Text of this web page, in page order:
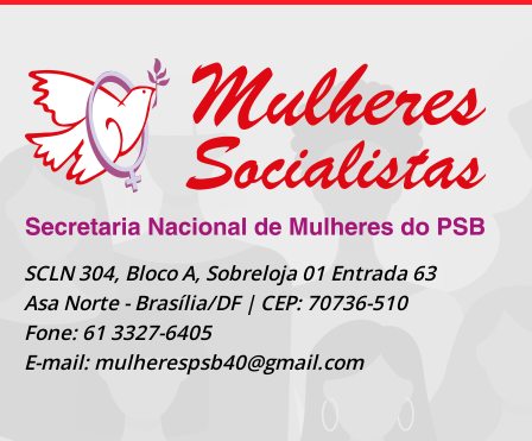
SCLN 304, Bloco A, Sobreloja 01 Entrada 63
Asa Norte - Brasília/DF | CEP: 70736-510
Fone: 61 3327-6405
E-mail: mulherespsb40@gmail.com